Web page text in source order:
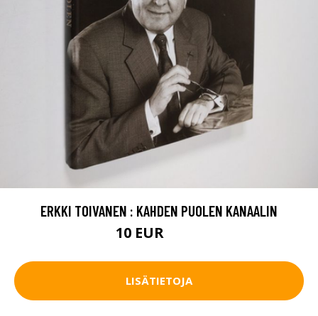
ERKKI TOIVANEN : KAHDEN PUOLEN KANAALIN
10 EUR
LISÄTIETOJA